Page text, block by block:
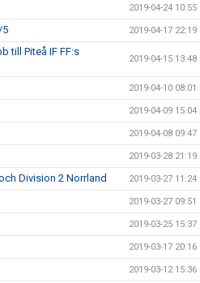
2019-04-24 10:55
5 2019-04-17 22:19
till Piteå IF FF:s
2019-04-15 13:48
2019-04-10 08:01
2019-04-09 15:04
2019-04-08 09:47
2019-03-28 21:19
Division 2 Norrland 2019-03-27 11:24
2019-03-27 09:51
2019-03-25 15:37
2019-03-17 20:16
2019-03-12 15:36